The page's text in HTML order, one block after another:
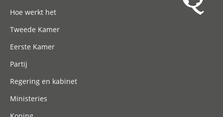
Hoe werkt het
Tweede Kamer
Eerste Kamer
Partij
Regering en kabinet
Ministeries